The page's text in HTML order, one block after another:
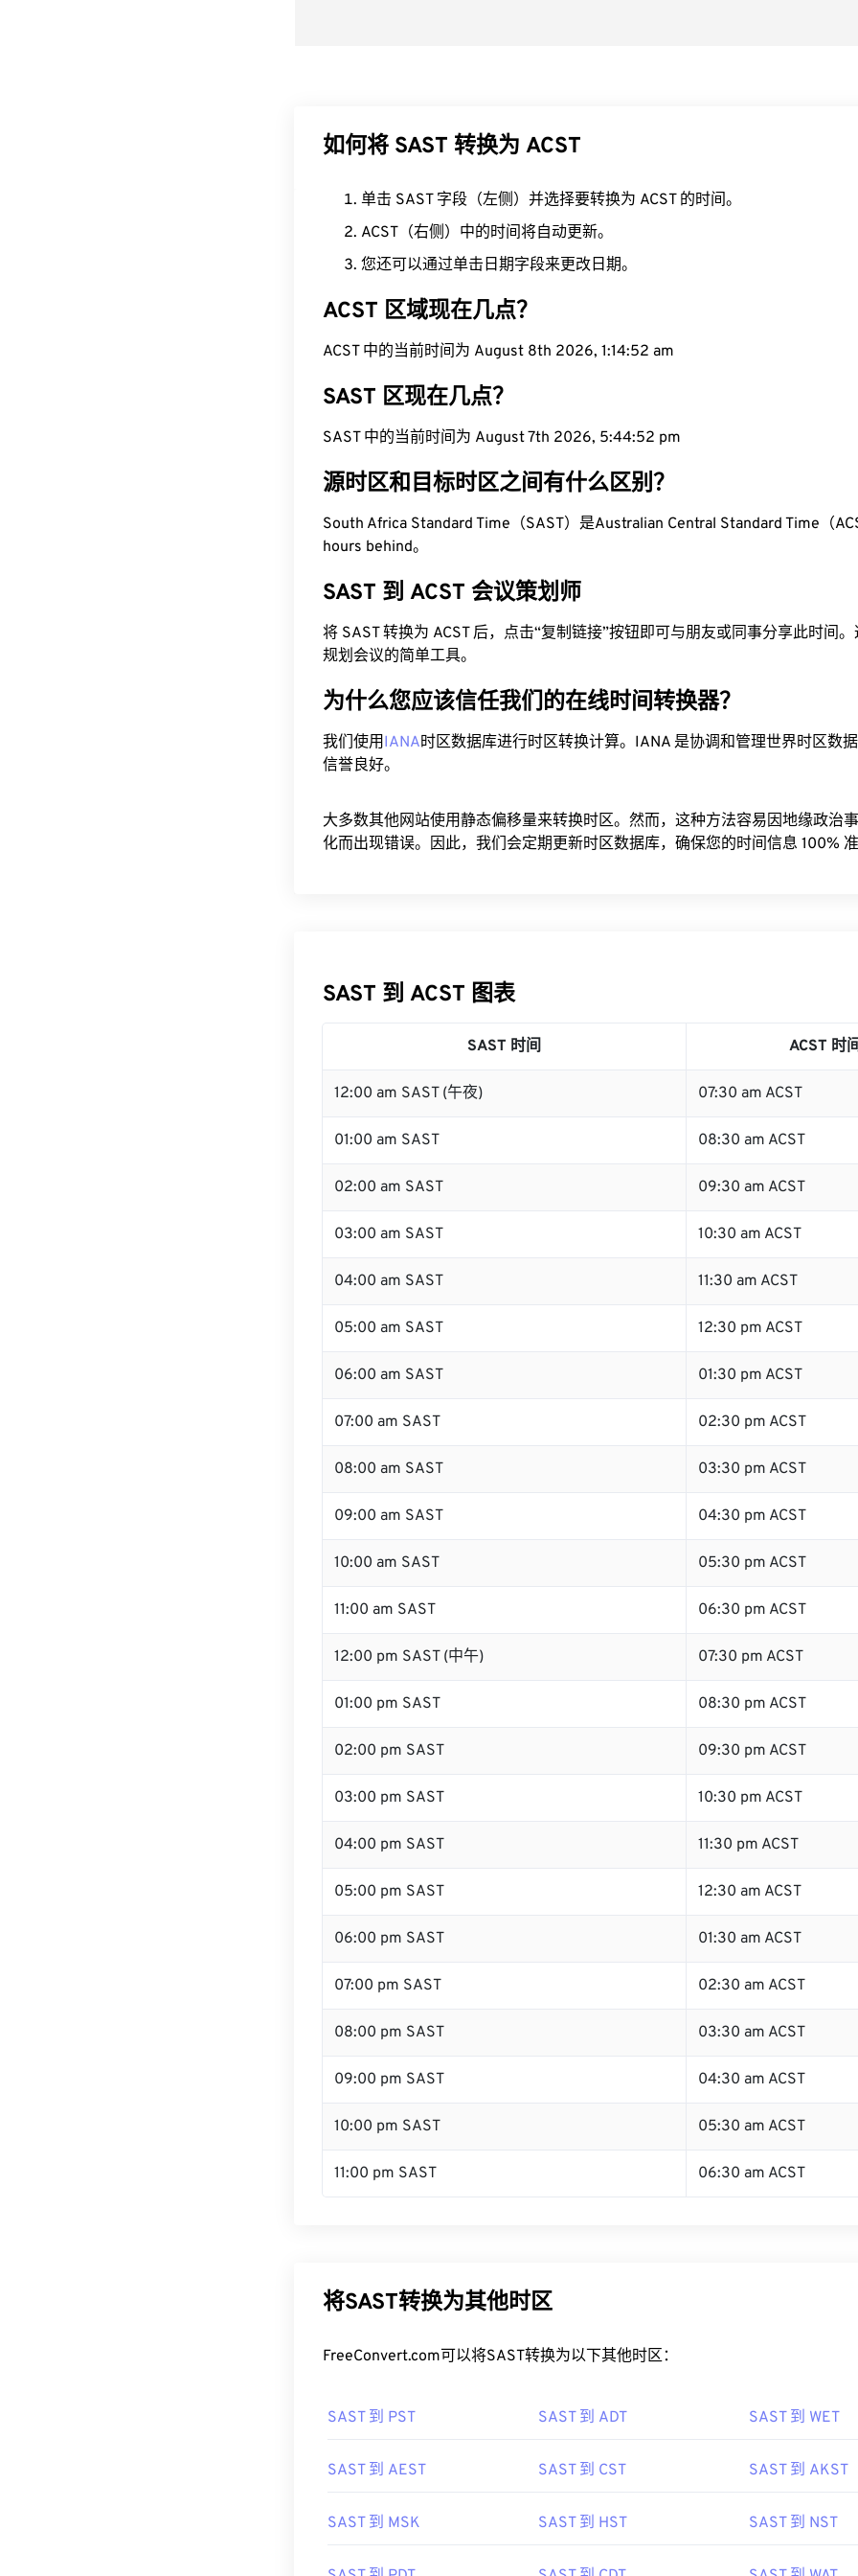
如何将 SAST 转换为 ACST
单击 SAST 字段（左侧）并选择要转换为 ACST 的时间。
ACST（右侧）中的时间将自动更新。
您还可以通过单击日期字段来更改日期。
ACST 区域现在几点？
ACST 中的当前时间为 August 8th 2026, 1:14:53 am
SAST 区现在几点？
SAST 中的当前时间为 August 7th 2026, 5:44:53 pm
源时区和目标时区之间有什么区别？
South Africa Standard Time（SAST）是Australian Central Standard Time（
hours behind。
SAST 到 ACST 会议策划师
将 SAST 转换为 ACST 后，点击“复制链接”按钮即可与朋友或同事分享此时间
规划会议的简单工具。
为什么您应该信任我们的在线时间转换器？
我们使用IANA时区数据库进行时区转换计算。IANA 是协调和管理世界时区数
信誉良好。
大多数其他网站使用静态偏移量来转换时区。然而，这种方法容易因地缘政治
化而出现错误。因此，我们会定期更新时区数据库，确保您的时间信息 100%
SAST 到 ACST 图表
SAST 时间 ACST 时
12:00 am SAST (午夜) 07:30 am ACST
01:00 am SAST 08:30 am ACST
02:00 am SAST 09:30 am ACST
03:00 am SAST 10:30 am ACST
04:00 am SAST 11:30 am ACST
05:00 am SAST 12:30 pm ACST
06:00 am SAST 01:30 pm ACST
07:00 am SAST 02:30 pm ACST
08:00 am SAST 03:30 pm ACST
09:00 am SAST 04:30 pm ACST
10:00 am SAST 05:30 pm ACST
11:00 am SAST 06:30 pm ACST
12:00 pm SAST (中午) 07:30 pm ACST
01:00 pm SAST 08:30 pm ACST
02:00 pm SAST 09:30 pm ACST
03:00 pm SAST 10:30 pm ACST
04:00 pm SAST 11:30 pm ACST
05:00 pm SAST 12:30 am ACST
06:00 pm SAST 01:30 am ACST
07:00 pm SAST 02:30 am ACST
08:00 pm SAST 03:30 am ACST
09:00 pm SAST 04:30 am ACST
10:00 pm SAST 05:30 am ACST
11:00 pm SAST 06:30 am ACST
将SAST转换为其他时区
FreeConvert.com可以将SAST转换为以下其他时区：
SAST 到 PST SAST 到 ADT SAST 到 WET
SAST 到 AEST SAST 到 CST SAST 到 AKST
SAST 到 MSK SAST 到 HST SAST 到 NST